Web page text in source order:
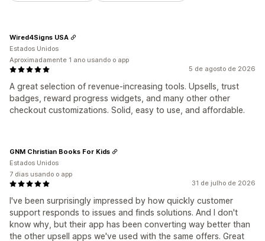
5 de agosto de 2026
A great selection of revenue-increasing tools. Upsells, trust
badges, reward progress widgets, and many other other
checkout customizations. Solid, easy to use, and affordable.
Wired4Signs USA
Estados Unidos
Aproximadamente 1 ano usando o app
31 de julho de 2026
I've been surprisingly impressed by how quickly customer
support responds to issues and finds solutions. And I don't
know why, but their app has been converting way better than
the other upsell apps we've used with the same offers. Great
GNM Christian Books For Kids
Estados Unidos
7 dias usando o app